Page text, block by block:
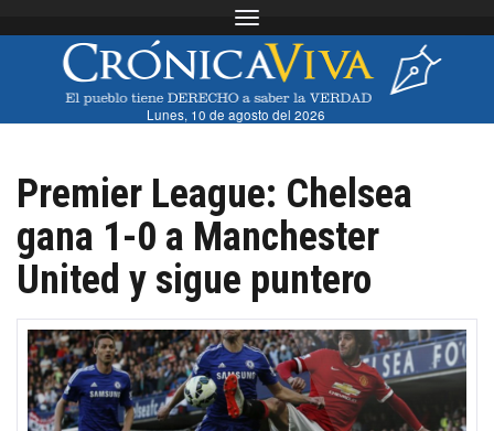
Toggle navigation
Lunes, 10 de agosto del 2026
Premier League: Chelsea
gana 1-0 a Manchester
United y sigue puntero